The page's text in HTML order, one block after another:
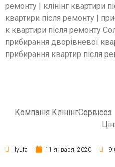
ремонту | клінінг квартири
квартири після ремонту |
к квартири після ремонту
прибирання дворівневої
прибирання квартир після
Компанія КлінінгСервісез
lyufa 11 января, 2020